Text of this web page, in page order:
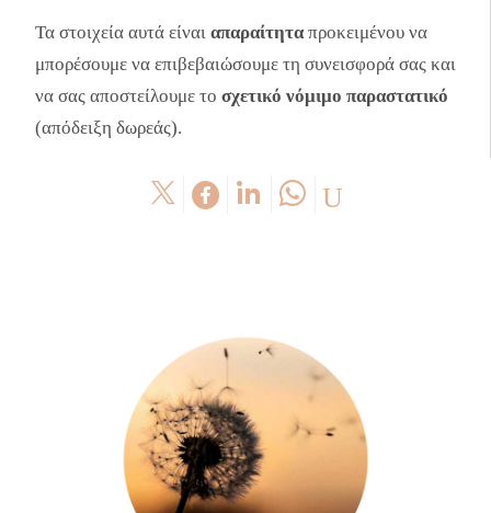
Τα στοιχεία αυτά είναι απαραίτηταπροκειμένου να
μπορέσουμε να επιβεβαιώσουμε τη συνεισφορά σας και
να σας αποστείλουμε το σχετικό νόμιμο παραστατικό
(απόδειξη δωρεάς).